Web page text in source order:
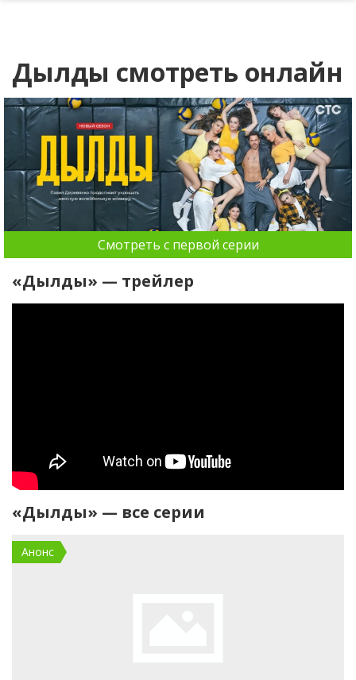
Дылды смотреть онлайн
Смотреть с первой серии
«Дылды» — трейлер
«Дылды» — все серии
Анонс